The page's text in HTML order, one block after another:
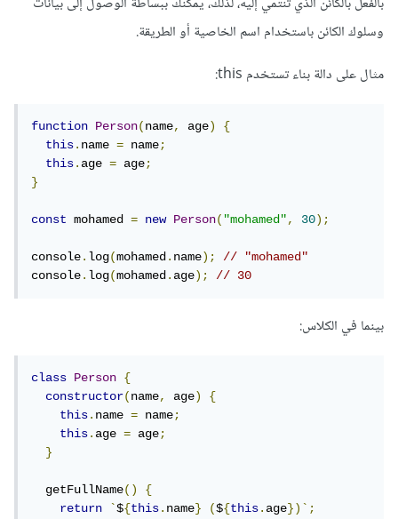
وسلوك الكائن باستخدام اسم الخاصية أو الطريقة.
مثال على دالة بناء تستخدم this:
function Person(name, age)
{
this.name = name;
this.age = age;
}
const mohamed = new Person("mohamed", 30);
console.log(mohamed.name);
// "mohamed"
console.log(mohamed.age); // 30
بينما في الكلاس:
class Person
{
constructor(name, age)
{
this.name = name;
this.age = age;
}
  getFullName
()
{
return
`${this.name} (${this.age})`;